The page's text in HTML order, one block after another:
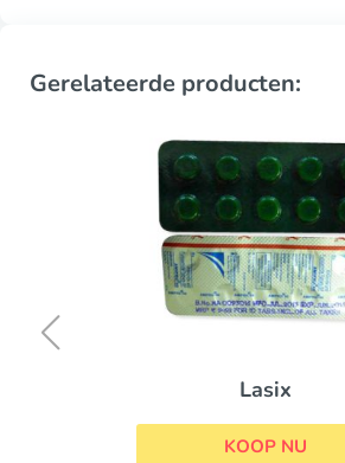
Gerelateerde producten:
Lasix
KOOP NU